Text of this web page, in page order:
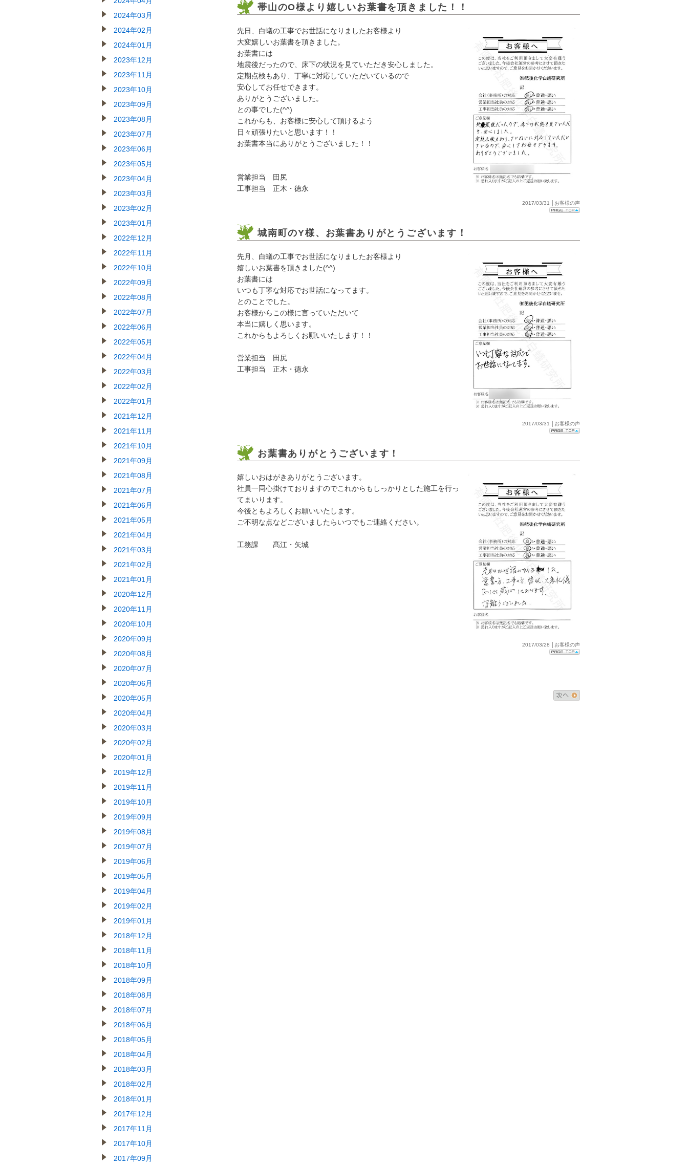
2024年03月
2024年02月
2024年01月
2023年12月
2023年11月
2023年10月
2023年09月
2023年08月
2023年07月
2023年06月
2023年05月
2023年04月
2023年03月
2023年02月
2023年01月
2022年12月
2022年11月
2022年10月
2022年09月
2022年08月
2022年07月
2022年06月
2022年05月
2022年04月
2022年03月
2022年02月
2022年01月
2021年12月
2021年11月
2021年10月
2021年09月
2021年08月
2021年07月
2021年06月
2021年05月
2021年04月
2021年03月
2021年02月
2021年01月
2020年12月
2020年11月
2020年10月
2020年09月
2020年08月
2020年07月
2020年06月
2020年05月
2020年04月
2020年03月
2020年02月
2020年01月
2019年12月
2019年11月
2019年10月
2019年09月
2019年08月
2019年07月
2019年06月
2019年05月
2019年04月
2019年02月
2019年01月
2018年12月
2018年11月
2018年10月
2018年09月
2018年08月
2018年07月
2018年06月
2018年05月
2018年04月
2018年03月
2018年02月
2018年01月
2017年12月
2017年11月
2017年10月
2017年09月
帯山のO様より嬉しいお葉書を頂きました！！
先日、白蟻の工事でお世話になりましたお客様より
大変嬉しいお葉書を頂きました。
お葉書には
地震後だったので、床下の状況を見ていただき安心しました。
定期点検もあり、丁寧に対応していただいているので
安心してお任せできます。
ありがとうございました。
との事でした(^^)
これからも、お客様に安心して頂けるよう
日々頑張りたいと思います！！
お葉書本当にありがとうございました！！
営業担当 田尻
工事担当 正木・徳永
2017/03/31 │お客様の声
城南町のY様、お葉書ありがとうございます！
先月、白蟻の工事でお世話になりましたお客様より
嬉しいお葉書を頂きました(^^)
お葉書には
いつも丁寧な対応でお世話になってます。
とのことでした。
お客様からこの様に言っていただいて
本当に嬉しく思います。
これからもよろしくお願いいたします！！
営業担当 田尻
工事担当 正木・徳永
2017/03/31 │お客様の声
お葉書ありがとうございます！
嬉しいおはがきありがとうございます。
社員一同心掛けておりますのでこれからもしっかりとした施工を行っ
てまいります。
今後ともよろしくお願いいたします。
ご不明な点などございましたらいつでもご連絡ください。
工務課 髙江・矢城
2017/03/28 │お客様の声